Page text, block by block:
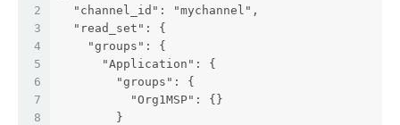
2
3
4
5
6
7
8
  "channel_id": "mychannel",
  "read_set": {
    "groups": {
      "Application": {
        "groups": {
          "Org1MSP": {}
        }